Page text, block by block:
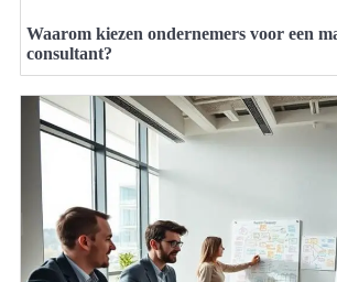
Waarom kiezen ondernemers voor een
consultant?